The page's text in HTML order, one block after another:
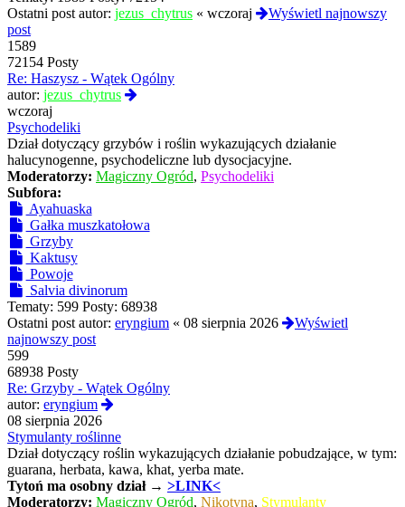
Ostatni post autor: jezus_chytrus « wczoraj
Wyświetl najnowszy
post
1589
72154 Posty
Re: Haszysz - Wątek Ogólny
autor: jezus_chytrus
wczoraj
Psychodeliki
Dział dotyczący grzybów i roślin wykazujących działanie
halucynogenne, psychodeliczne lub dysocjacyjne.
Moderatorzy: Magiczny Ogród, Psychodeliki
Subfora:
Ayahuaska
Gałka muszkatołowa
Grzyby
Kaktusy
Powoje
Salvia divinorum
Tematy: 599 Posty: 68938
Ostatni post autor: eryngium « 08 sierpnia 2026
Wyświetl
najnowszy post
599
68938 Posty
Re: Grzyby - Wątek Ogólny
autor: eryngium
post
08 sierpnia 2026
Stymulanty roślinne
Dział dotyczący roślin wykazujących działanie pobudzające, w tym:
guarana, herbata, kawa, khat, yerba mate.
Tytoń ma osobny dział → >LINK<
Moderatorzy: Magiczny Ogród, Nikotyna, Stymulanty